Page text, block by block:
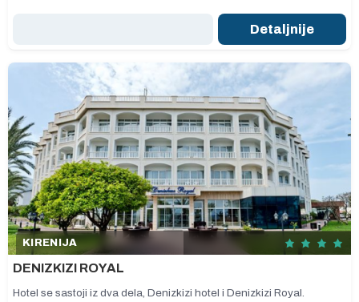
Detaljnije
KIRENIJA
DENIZKIZI ROYAL
Hotel se sastoji iz dva dela, Denizkizi hotel i Denizkizi Royal.